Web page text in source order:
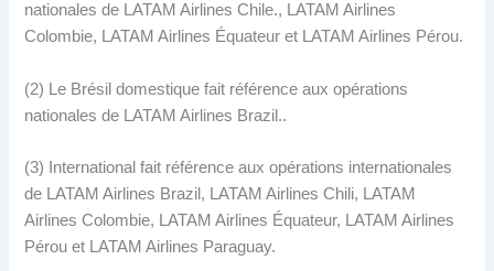
nationales de LATAM Airlines Chile., LATAM Airlines
Colombie, LATAM Airlines Équateur et LATAM Airlines Pérou.
(2) Le Brésil domestique fait référence aux opérations
nationales de LATAM Airlines Brazil..
(3) International fait référence aux opérations internationales
de LATAM Airlines Brazil, LATAM Airlines Chili, LATAM
Airlines Colombie, LATAM Airlines Équateur, LATAM Airlines
Pérou et LATAM Airlines Paraguay.